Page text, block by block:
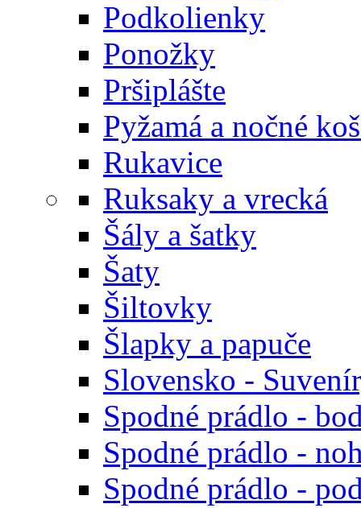
Podkolienky
Ponožky
Pršiplášte
Pyžamá a nočné
Rukavice
Ruksaky a vrecká
Šály a šatky
Šaty
Šiltovky
Šlapky a papuče
Slovensko -
Spodné prádlo -
Spodné prádlo -
Spodné prádlo -